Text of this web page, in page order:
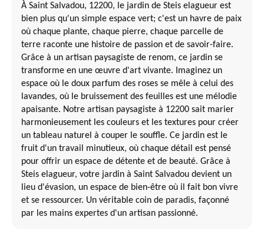
À Saint Salvadou, 12200, le jardin de Steis elagueur est
bien plus qu'un simple espace vert; c'est un havre de paix
où chaque plante, chaque pierre, chaque parcelle de
terre raconte une histoire de passion et de savoir-faire.
Grâce à un artisan paysagiste de renom, ce jardin se
transforme en une œuvre d'art vivante. Imaginez un
espace où le doux parfum des roses se mêle à celui des
lavandes, où le bruissement des feuilles est une mélodie
apaisante. Notre artisan paysagiste à 12200 sait marier
harmonieusement les couleurs et les textures pour créer
un tableau naturel à couper le souffle. Ce jardin est le
fruit d'un travail minutieux, où chaque détail est pensé
pour offrir un espace de détente et de beauté. Grâce à
Steis elagueur, votre jardin à Saint Salvadou devient un
lieu d'évasion, un espace de bien-être où il fait bon vivre
et se ressourcer. Un véritable coin de paradis, façonné
par les mains expertes d'un artisan passionné.